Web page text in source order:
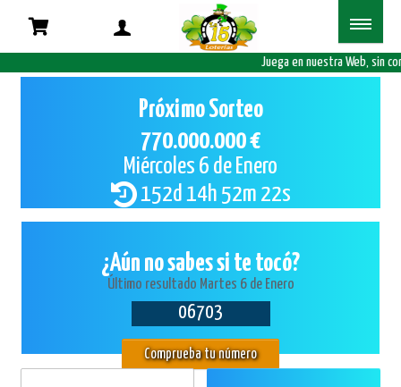
Juega en nuestra Web, sin
Próximo Sorteo
770.000.000 €
Miércoles 6 de Enero
152d 14h 52m 21s
¿Aún no sabes si te tocó?
Último resultado Martes 6 de Enero
06703
Comprueba tu número